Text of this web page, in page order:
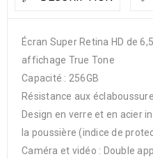
Écran Super Retina HD de
affichage True Tone
Capacité : 256GB
Résistance aux
Design en verre et en acier
la poussière (indice de
Caméra et vidéo : Double